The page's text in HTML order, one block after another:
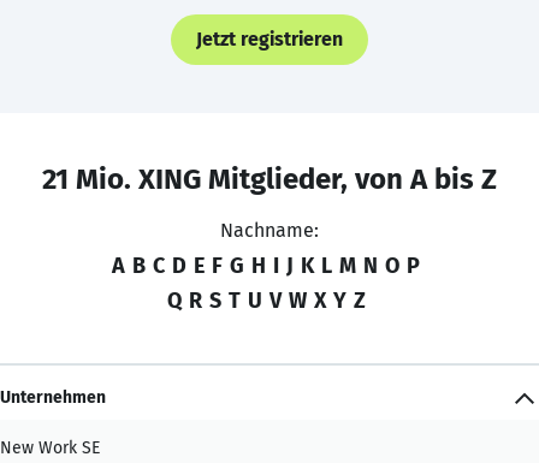
Jetzt registrieren
21 Mio. XING Mitglieder, von A bis Z
Nachname:
A B C D E F G H I J K L M N O P
Q R S T U V W X Y Z
Unternehmen
New Work SE